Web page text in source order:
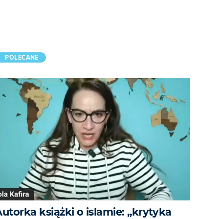
POLECANE
książki o islamie: „krytyka